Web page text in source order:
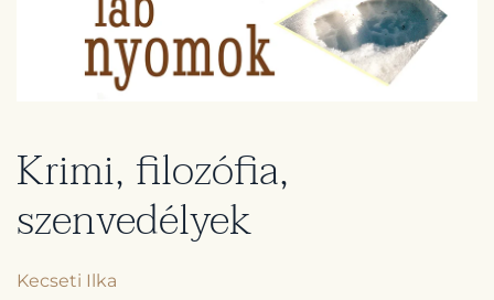
Krimi, filozófia,
szenvedélyek
Kecseti Ilka